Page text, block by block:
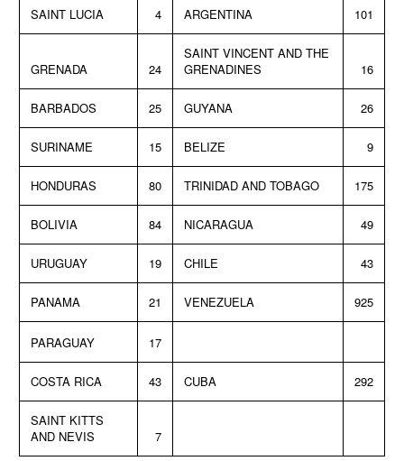
SAINT LUCIA 4 ARGENTINA 101
GRENADA 24
SAINT VINCENT AND THE
GRENADINES
16
BARBADOS 25 GUYANA 26
SURINAME 15 BELIZE 9
HONDURAS 80 TRINIDAD AND TOBAGO 175
BOLIVIA 84 NICARAGUA 49
URUGUAY 19 CHILE 43
PANAMA 21 VENEZUELA 925
PARAGUAY 17
COSTA RICA 43 CUBA 292
SAINT KITTS
AND NEVIS
7